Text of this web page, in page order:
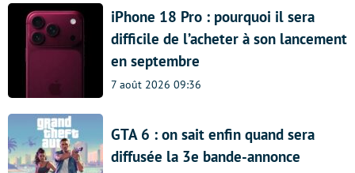
iPhone 18 Pro : pourquoi il sera
difficile de l’acheter à son lancement
en septembre
7 août 2026 09:36
GTA 6 : on sait enfin quand sera
diffusée la 3e bande-annonce